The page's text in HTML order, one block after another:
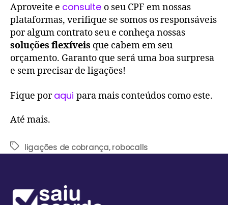
Aproveite e consulte o seu CPF em nossas
plataformas, verifique se somos os responsáveis
por algum contrato seu e conheça nossas
soluções flexíveis que cabem em seu
orçamento. Garanto que será uma boa surpresa
e sem precisar de ligações!
Fique poraqui para mais conteúdos como este.
Até mais.
ligações de cobrança,robocalls